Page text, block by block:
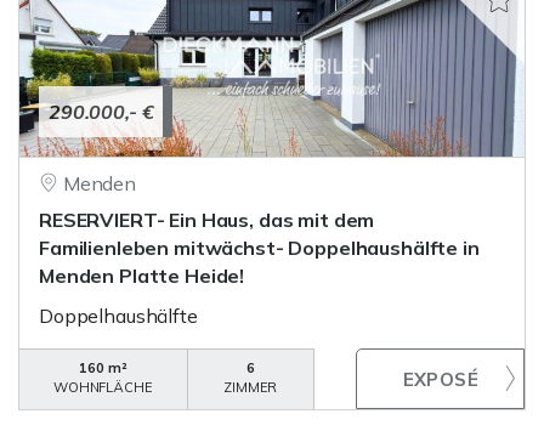
290.000,- €
Menden
RESERVIERT- Ein Haus, das mit dem
Familienleben mitwächst- Doppelhaushälfte in
Menden Platte Heide!
Doppelhaushälfte
160 m²
WOHNFLÄCHE
6
ZIMMER